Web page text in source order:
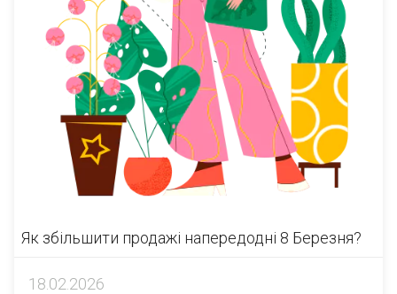
Як збільшити продажі напередодні 8 Березня?
18.02.2026